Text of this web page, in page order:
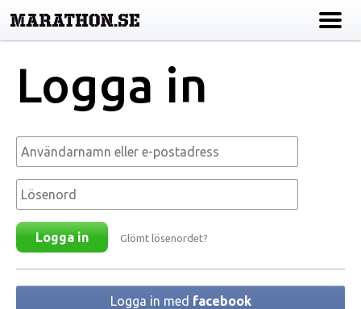
Logga in
Användarnamn eller e-postadress
Lösenord*
Glömt lösenordet?
Logga in med facebook